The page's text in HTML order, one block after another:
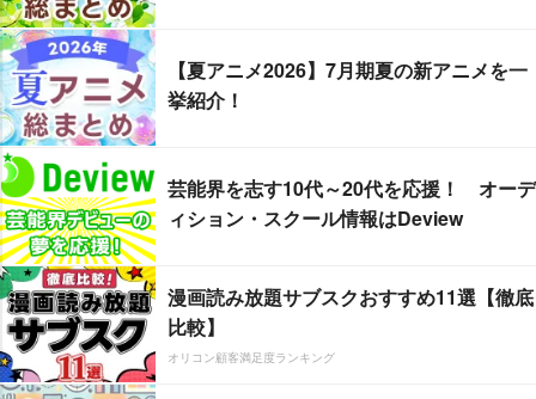
【夏アニメ2026】7月期夏の新アニメを一
挙紹介！
芸能界を志す10代～20代を応援！ オーデ
ィション・スクール情報はDeview
漫画読み放題サブスクおすすめ11選【徹底
比較】
オリコン顧客満足度ランキング